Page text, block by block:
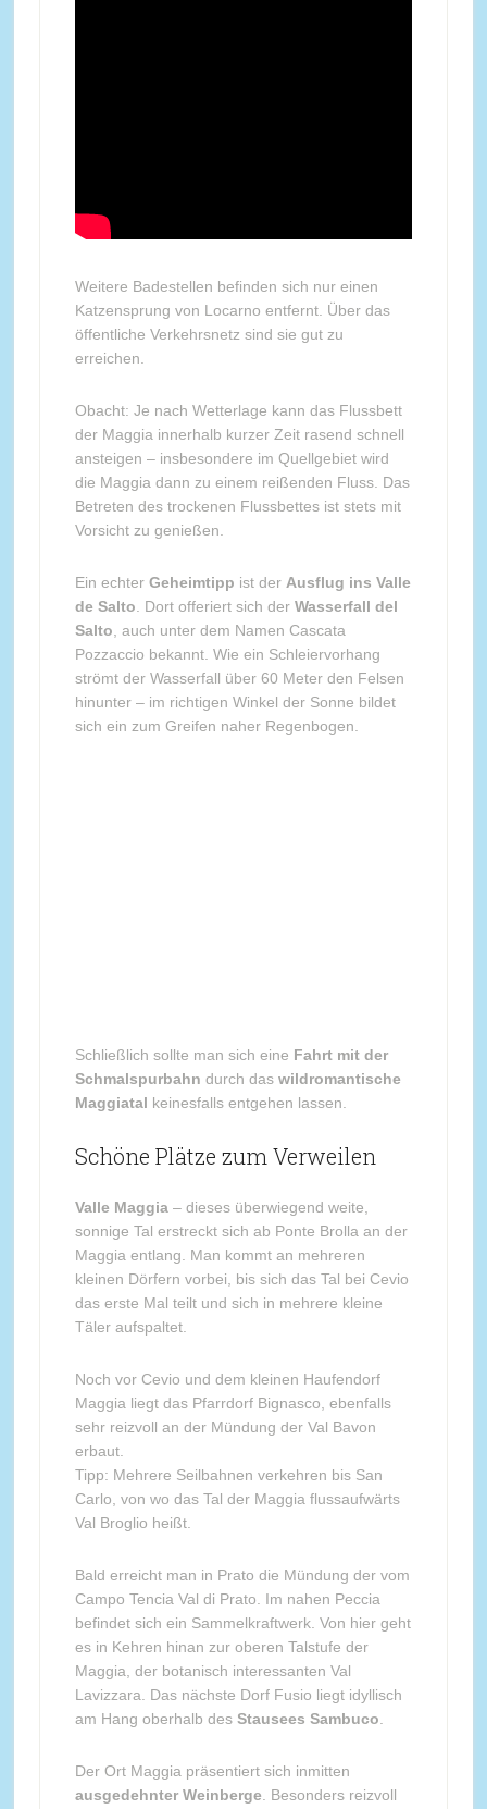
Weitere Badestellen befinden sich nur einen
Katzensprung von Locarno entfernt. Über das
öffentliche Verkehrsnetz sind sie gut zu
erreichen.
Obacht: Je nach Wetterlage kann das Flussbett
der Maggia innerhalb kurzer Zeit rasend schnell
ansteigen – insbesondere im Quellgebiet wird
die Maggia dann zu einem reißenden Fluss. Das
Betreten des trockenen Flussbettes ist stets mit
Vorsicht zu genießen.
Ein echter Geheimtipp ist der Ausflug ins Valle
de Salto . Dort offeriert sich der Wasserfall del
Salto , auch unter dem Namen Cascata
Pozzaccio bekannt. Wie ein Schleiervorhang
strömt der Wasserfall über 60 Meter den Felsen
hinunter – im richtigen Winkel der Sonne bildet
sich ein zum Greifen naher Regenbogen.
Schließlich sollte man sich eine Fahrt mit der
Schmalspurbahn durch das wildromantische
Maggiatal keinesfalls entgehen lassen.
Schöne Plätze zum Verweilen
Valle Maggia– dieses überwiegend weite,
sonnige Tal erstreckt sich ab Ponte Brolla an der
Maggia entlang. Man kommt an mehreren
kleinen Dörfern vorbei, bis sich das Tal bei Cevio
das erste Mal teilt und sich in mehrere kleine
Täler aufspaltet.
Noch vor Cevio und dem kleinen Haufendorf
Maggia liegt das Pfarrdorf Bignasco, ebenfalls
sehr reizvoll an der Mündung der Val Bavon
erbaut.
Tipp: Mehrere Seilbahnen verkehren bis San
Carlo, von wo das Tal der Maggia flussaufwärts
Val Broglio heißt.
Bald erreicht man in Prato die Mündung der vom
Campo Tencia Val di Prato. Im nahen Peccia
befindet sich ein Sammelkraftwerk. Von hier geht
es in Kehren hinan zur oberen Talstufe der
Maggia, der botanisch interessanten Val
Lavizzara. Das nächste Dorf Fusio liegt idyllisch
am Hang oberhalb des Stausees Sambuco
Der Ort Maggia präsentiert sich inmitten
ausgedehnter Weinberge . Besonders reizvoll